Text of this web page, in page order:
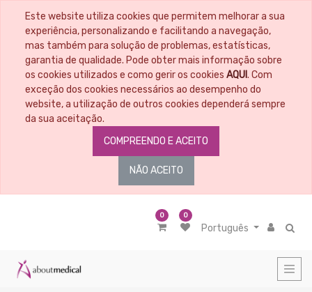
Este website utiliza cookies que permitem melhorar a sua
experiência, personalizando e facilitando a navegação,
mas também para solução de problemas, estatísticas,
garantia de qualidade. Pode obter mais informação sobre
os cookies utilizados e como gerir os cookies AQUI. Com
exceção dos cookies necessários ao desempenho do
website, a utilização de outros cookies dependerá sempre
da sua aceitação.
COMPREENDO E ACEITO
NÃO ACEITO
0 0
Português